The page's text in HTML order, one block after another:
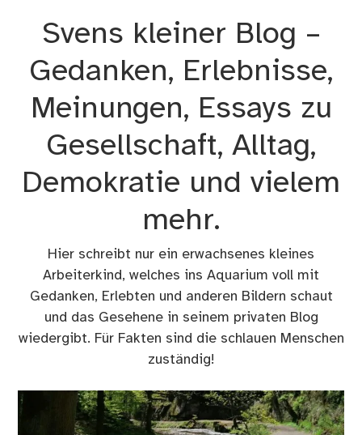
Svens kleiner Blog –
Gedanken, Erlebnisse,
Meinungen, Essays zu
Gesellschaft, Alltag,
Demokratie und vielem
mehr.
Hier schreibt nur ein erwachsenes kleines
Arbeiterkind, welches ins Aquarium voll mit
Gedanken, Erlebten und anderen Bildern schaut
und das Gesehene in seinem privaten Blog
wiedergibt. Für Fakten sind die schlauen Menschen
zuständig!